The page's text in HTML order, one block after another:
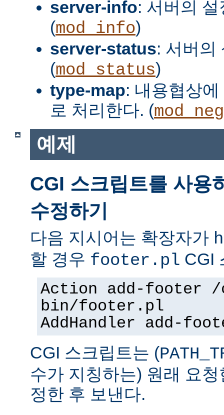
server-info: 서버의
(mod_info)
server-status: 서버의
(mod_status)
type-map: 내용협상
로 처리한다. (
예제
CGI 스크립트를 사용
수정하기
다음 지시어는 확장자가
할 경우 footer.pl CGI
Action add-footer
bin/footer.pl
AddHandler add-
CGI 스크립트는 (
수가 지칭하는) 원래 요
정한 후 보낸다.